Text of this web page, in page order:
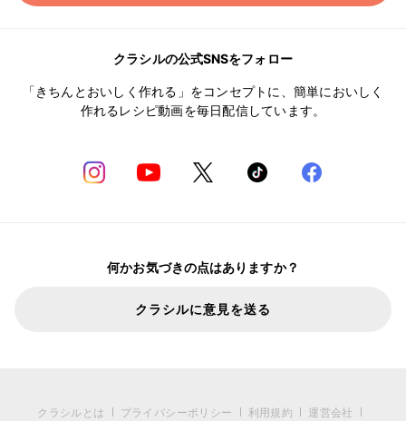
クラシルの公式SNSをフォロー
「きちんとおいしく作れる」をコンセプトに、簡単においしく
作れるレシピ動画を毎日配信しています。
何かお気づきの点はありますか？
クラシルに意見を送る
クラシルとは プライバシーポリシー 利用規約 運営会社